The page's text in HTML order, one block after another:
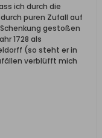
ich durch die
puren Zufall auf
gestoßen
1728 als
(so steht er in
verblüfft mich